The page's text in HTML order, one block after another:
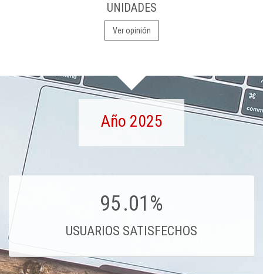
UNIDADES
Ver opinión
Año 2025
95.01%
USUARIOS SATISFECHOS